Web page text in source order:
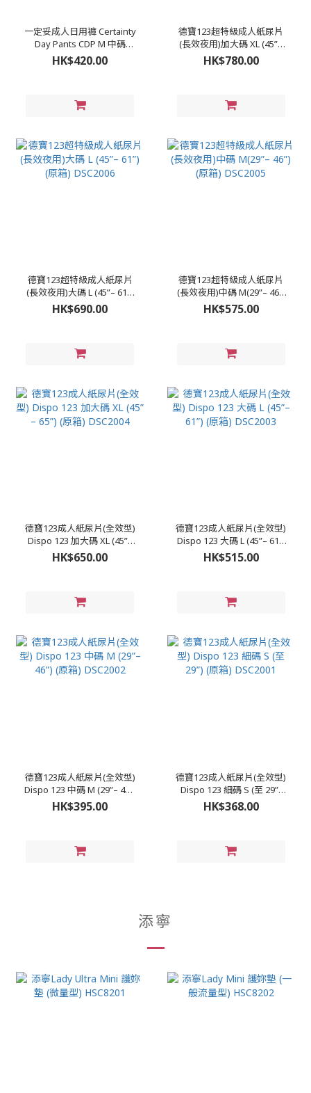
一定妥成人日用褲 Certainty
Day Pants CDP M 中碼
26"-36"(原箱) DSC2008
HK$420.00
德寶123超特級成人紙尿片
(長效夜用)加大碼 XL (45”–
65”) (原箱) DSC2007
HK$780.00
德寶123超特級成人紙尿片
(長效夜用)大碼 L (45”– 61”)
(原箱) DSC2006
HK$690.00
德寶123超特級成人紙尿片
(長效夜用)中碼 M(29”– 46”)
(原箱) DSC2005
HK$575.00
德寶123成人紙尿片(全效型)
Dispo 123 加大碼 XL (45”–
65”) (原箱) DSC2004
HK$650.00
德寶123成人紙尿片(全效型)
Dispo 123 大碼 L (45”– 61”)
(原箱) DSC2003
HK$515.00
德寶123成人紙尿片(全效型)
Dispo 123 中碼 M (29”– 46”)
(原箱) DSC2002
HK$395.00
德寶123成人紙尿片(全效型)
Dispo 123 細碼 S (至 29”)
(原箱) DSC2001
HK$368.00
添寧